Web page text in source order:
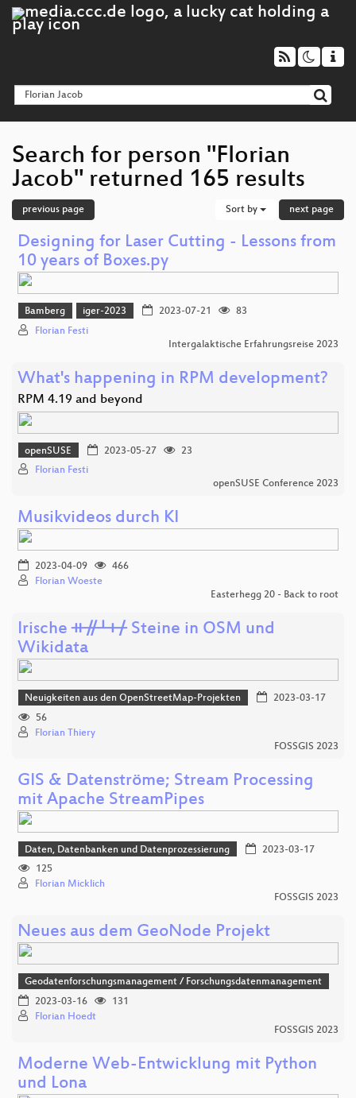
Search for person "Florian
Jacob" returned 165 results
previous page Sort by next page
Designing for Laser Cutting - Lessons from
10 years of Boxes.py
Bamberg iger-2023 2023-07-21
83
Florian Festi
Intergalaktische Erfahrungsreise 2023
What's happening in RPM development?
RPM 4.19 and beyond
openSUSE 2023-05-27
23
Florian Festi
openSUSE Conference 2023
Musikvideos durch KI
2023-04-09
466
Florian Woeste
Easterhegg 20 - Back to root
Irische ᚑᚌᚆᚐᚋ Steine in OSM und
Wikidata
Neuigkeiten aus den OpenStreetMap-Projekten
2023-03-17
56
Florian Thiery
FOSSGIS 2023
GIS & Datenströme; Stream Processing
mit Apache StreamPipes
Daten, Datenbanken und Datenprozessierung
2023-03-17
125
Florian Micklich
FOSSGIS 2023
Neues aus dem GeoNode Projekt
Geodatenforschungsmanagement / Forschungsdatenmanagement
2023-03-16
131
Florian Hoedt
FOSSGIS 2023
Moderne Web-Entwicklung mit Python
und Lona